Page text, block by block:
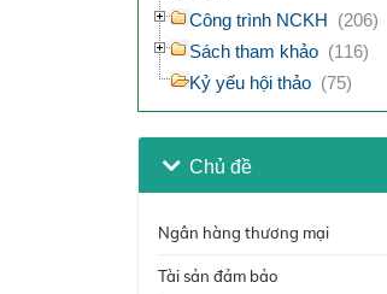
Công trình NCKH (206)
Sách tham khảo (116)
Kỷ yếu hội thảo (75)
Chủ đề
Ngân hàng thương mại
Tài sản đảm bảo